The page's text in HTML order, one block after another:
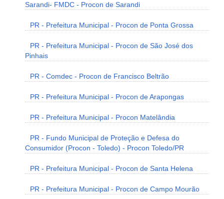
Sarandi- FMDC - Procon de Sarandi
PR - Prefeitura Municipal - Procon de Ponta Grossa
PR - Prefeitura Municipal - Procon de São José dos
Pinhais
PR - Comdec - Procon de Francisco Beltrão
PR - Prefeitura Municipal - Procon de Arapongas
PR - Prefeitura Municipal - Procon Matelândia
PR - Fundo Municipal de Proteção e Defesa do
Consumidor (Procon - Toledo) - Procon Toledo/PR
PR - Prefeitura Municipal - Procon de Santa Helena
PR - Prefeitura Municipal - Procon de Campo Mourão